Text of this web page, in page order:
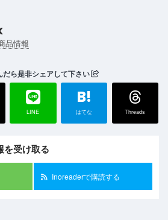
品情報
だら是非シェアして下さい
LINE
B!
はてな Threads
を受け取る
Inoreaderで購読する